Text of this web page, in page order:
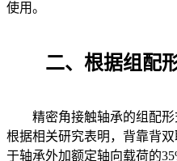
使用。
二、根据组配
精密角接触轴承的组配形
根据相关研究表明，背靠背
于轴承外加额定轴向载荷的